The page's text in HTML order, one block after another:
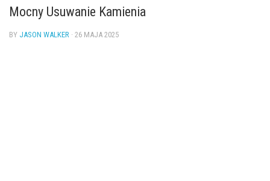
Mocny Usuwanie Kamienia
BY JASON WALKER · 26 MAJA 2025